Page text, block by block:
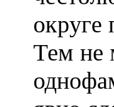
округе
Тем не